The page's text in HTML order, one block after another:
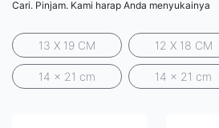
Cari. Pinjam. Kami harap Anda menyukainya
13 X 19 CM 12 X 18 CM
14 x 21 cm 14 x 21 cm